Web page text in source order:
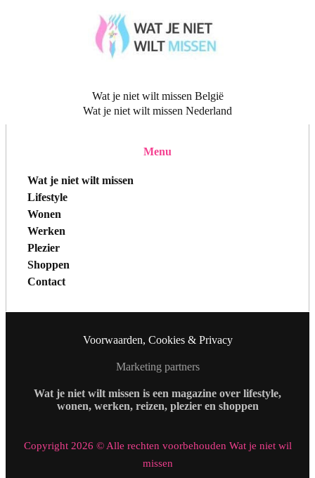
Wat je niet wilt missen België
Wat je niet wilt missen Nederland
Menu
Wat je niet wilt missen
Lifestyle
Wonen
Werken
Plezier
Shoppen
Contact
Voorwaarden, Cookies & Privacy
Marketing partners
Wat je niet wilt missen is een magazine over lifestyle,
wonen, werken, reizen, plezier en shoppen
Copyright 2026 © Alle rechten voorbehouden Wat je niet wil
missen